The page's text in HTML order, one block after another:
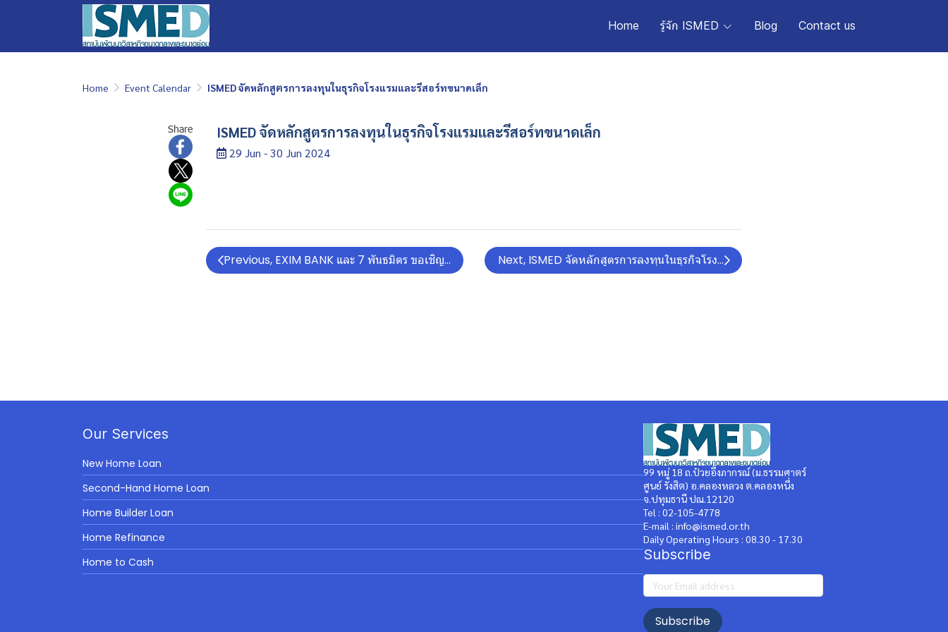
Home รู้จัก ISMED Blog Contact us
Home Event Calendar ISMED จัดหลักสูตรการลงทุนในธุรกิจโรงแรมและรีสอร์ทขนาดเล็ก
Share ISMED จัดหลักสูตรการลงทุนในธุรกิจโรงแรมและรีสอร์ทขนาดเล็ก
29 Jun - 30 Jun 2024
Previous, EXIM BANK และ 7 พันธมิตร ขอเชิญผู้ประกอบการที่สนใจส่งออก สมัครเข้าร่วมโครงการคลินิก EXIM เพื่อคนตัวเล็กสัญจร จ.เชียงราย
Next, ISMED จัดหลักสูตรการลงทุนในธุรกิจโรงแรมและรีสอร์ทขนาดเล็ก
Our Services
New Home Loan
Second-Hand Home Loan
Home Builder Loan
Home Refinance
Home to Cash
99 หมู่ 18 ถ.ป๋วยอึ๊งภากรณ์ (ม.ธรรมศาตร์
ศูนย์ รังสิต) อ.คลองหลวง ต.คลองหนึ่ง
จ.ปทุมธานี ปณ.12120
Tel : 02-105-4778
E-mail : info@ismed.or.th
Daily Operating Hours : 08.30 - 17.30
Subscribe
Subscribe